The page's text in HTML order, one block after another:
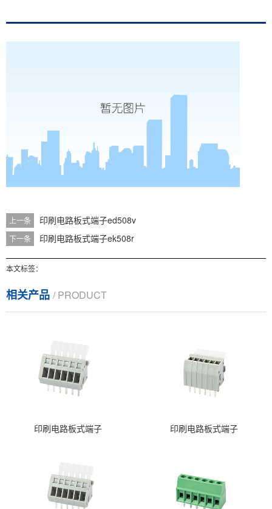
上一条 印刷电路板式端子ed508v
下一条 印刷电路板式端子ek508r
本文标签：
相关产品 / PRODUCT
印刷电路板式端子 印刷电路板式端子